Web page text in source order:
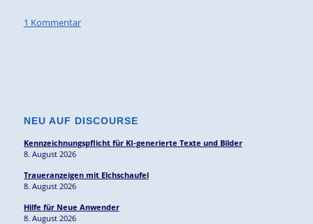
1 Kommentar
NEU AUF DISCOURSE
Kennzeichnungspflicht für KI-generierte Texte und Bilder
8. August 2026
Traueranzeigen mit Elchschaufel
8. August 2026
Hilfe für Neue Anwender
8. August 2026